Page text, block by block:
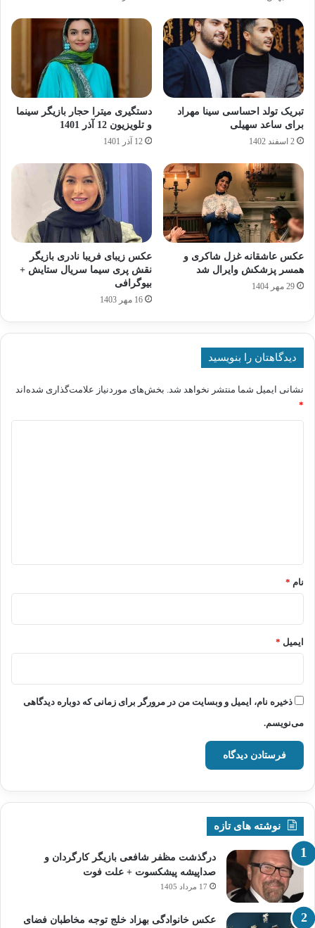
تبریک تولد احساسی سینا مهراد
برای ساعد سهیلی
2 اسفند 1402
دستگیری میترا حجار بازیگر سینما
و تلویزیون 12 آذر 1401
12 آذر 1401
عکس عاشقانه غزل شاکری و
همسر پزشکش وایرال شد
29 مهر 1404
عکس زیبای فریبا نادری بازیگر
نقش پری‌ سیما سریال ستایش +
بیوگرافی
16 مهر 1403
دیدگاهتان را بنویسید
نشانی ایمیل شما منتشر نخواهد شد. بخش‌های موردنیاز علامت‌گذاری شده‌اند
*
نام *
ایمیل *
ذخیره نام، ایمیل و وبسایت من در مرورگر برای زمانی که دوباره دیدگاهی
می‌نویسم.
نوشته های تازه
درگذشت مظفر شافعی بازیگر کارگردان و
صداپیشه پیشکسوت + علت فوت
17 مرداد 1405
عکس خانوادگی بهزاد خلج توجه مخاطبان فضای